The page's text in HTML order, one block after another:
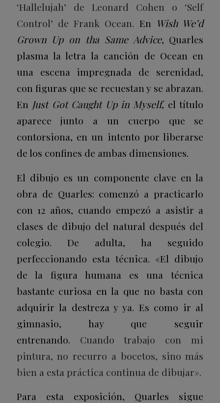
‘Hallelujah’ de Leonard Cohen o ‘Self
Control’ de Frank Ocean. En Wish We’d
Grown Up on tha Same Advice, Quarles
plasma la letra la canción de Ocean en
una escena impregnada de serenidad,
con figuras que se recuestan y se abrazan.
En Just Got Caught Up in Myself, el título
aparece junto a un cuerpo que se
contorsiona, en un intento por liberarse
de los confines de ambas dimensiones.
El dibujo es un componente clave en la
obra de Quarles: comenzó a practicarlo
con 12 años, cuando empezó a asistir a
clases de dibujo del natural después del
colegio. De adulta, ha seguido
perfeccionando esta técnica. «El dibujo
de la figura humana es una técnica
bastante curiosa en la que no basta con
adquirir la destreza y ya. Es como ir al
gimnasio, hay que seguir
entrenando. Cuando trabajo con mi
pintura, no recurro a bocetos, sino más
bien a esta práctica continua de dibujar».
Para esta exposición, Quarles sigue